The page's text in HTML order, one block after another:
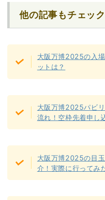
他の記事もチェック
大阪万博2025の入
ットは？
大阪万博2025パビ
流れ！空枠先着申し
大阪万博2025の目
介！実際に行ってみ